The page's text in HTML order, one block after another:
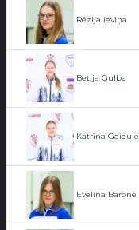
Rēzija Ieviņa
Betija Gulbe
Katrīna Gaidule
Evelīna Barone